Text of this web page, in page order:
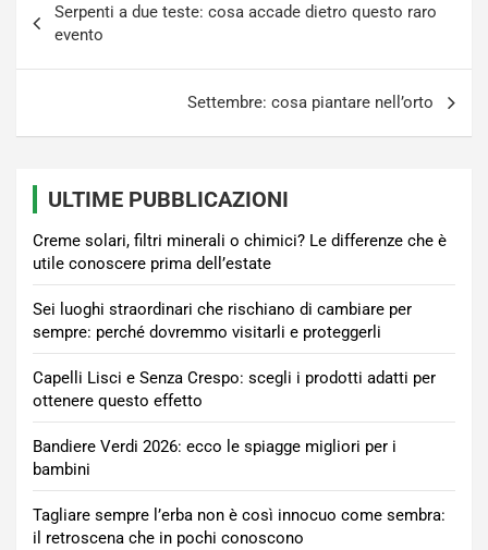
articoli
Serpenti a due teste: cosa accade dietro questo raro
evento
Settembre: cosa piantare nell’orto
ULTIME PUBBLICAZIONI
Creme solari, filtri minerali o chimici? Le differenze che è
utile conoscere prima dell’estate
Sei luoghi straordinari che rischiano di cambiare per
sempre: perché dovremmo visitarli e proteggerli
Capelli Lisci e Senza Crespo: scegli i prodotti adatti per
ottenere questo effetto
Bandiere Verdi 2026: ecco le spiagge migliori per i
bambini
Tagliare sempre l’erba non è così innocuo come sembra:
il retroscena che in pochi conoscono